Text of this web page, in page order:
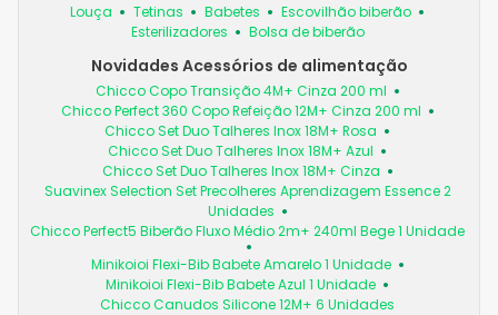
Louça Tetinas Babetes
Escovilhão biberão
Esterilizadores
Bolsa de biberão
Novidades Acessórios de alimentação
Chicco Copo Transição 4M+ Cinza 200 ml
Chicco Perfect 360 Copo Refeição 12M+ Cinza 200 ml
Chicco Set Duo Talheres Inox 18M+ Rosa
Chicco Set Duo Talheres Inox 18M+ Azul
Chicco Set Duo Talheres Inox 18M+ Cinza
Suavinex Selection Set Precolheres Aprendizagem Essence 2
Unidades
Chicco Perfect5 Biberão Fluxo Médio 2m+ 240ml Bege 1 Unidade
Minikoioi Flexi-Bib Babete Amarelo 1 Unidade
Minikoioi Flexi-Bib Babete Azul 1 Unidade
Chicco Canudos Silicone 12M+ 6 Unidades